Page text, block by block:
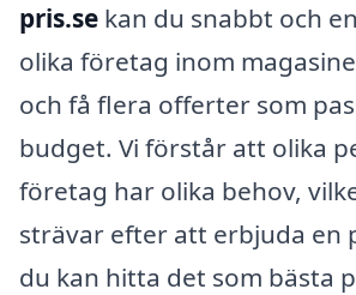
pris.se kan du snabbt och
olika företag inom
och få flera offerter som
budget. Vi förstår att olika
företag har olika behov,
strävar efter att erbjuda en
du kan hitta det som bästa